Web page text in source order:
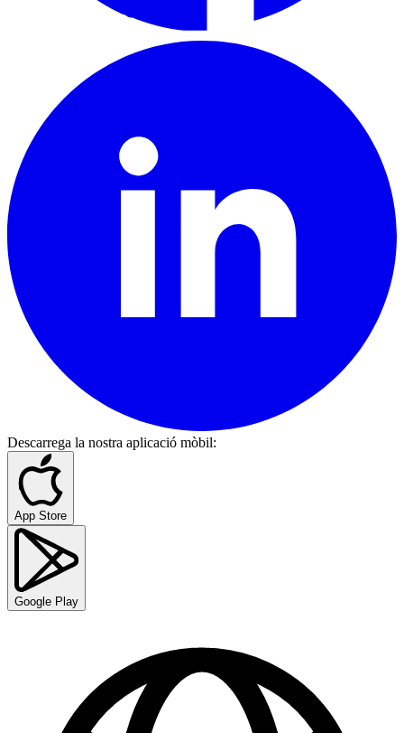
Descarrega la nostra aplicació mòbil:
App Store
Google Play